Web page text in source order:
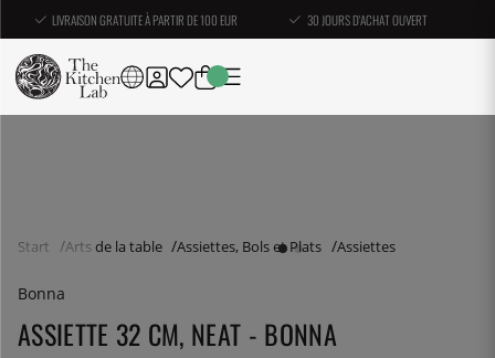
LIVRAISON GRATUITE À PARTIR DE 100 EUR 30 JOURS D'ACHAT OUVERT
Start Arts de la table Assiettes, Bols et Plats Assiettes
Bonna
ASSIETTE 32 CM, NEAT - BONNA